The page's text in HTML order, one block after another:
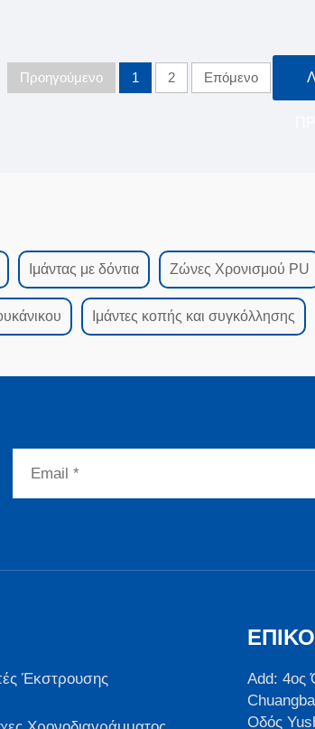
Προηγούμενο 1 2 Επόμενο
Ιμάντας με δόντια Ζώνες Χρονισμού PU
Ιμάντες κοπής και συγκόλλησης
Έκστρουσης
Add: 4ος
Οδός